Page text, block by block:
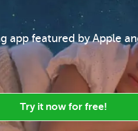
app featured by Apple
Try it now for free!